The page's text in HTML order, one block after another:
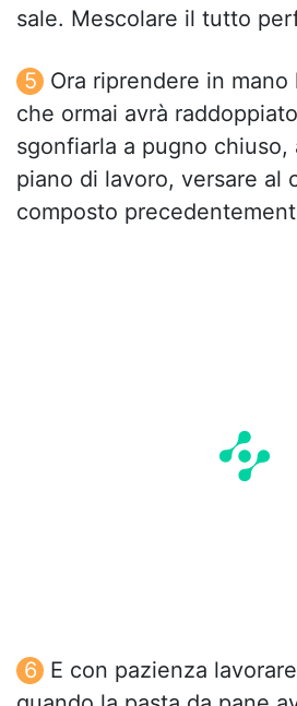
sale. Mescolare il tutto
Ora riprendere in mano
che ormai avrà
sgonfiarla a pugno chiuso,
piano di lavoro, versare al
composto
E con pazienza